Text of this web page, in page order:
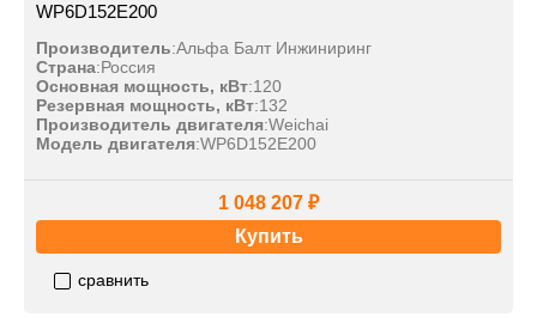
WP6D152E200
Производитель:Альфа Балт Инжиниринг
Страна:Россия
Основная мощность, кВт:120
Резервная мощность, кВт:132
Производитель двигателя:Weichai
Модель двигателя:WP6D152E200
1 048 207 ₽
Купить
сравнить